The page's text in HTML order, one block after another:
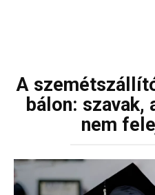
A
bálon: szavak,
nem